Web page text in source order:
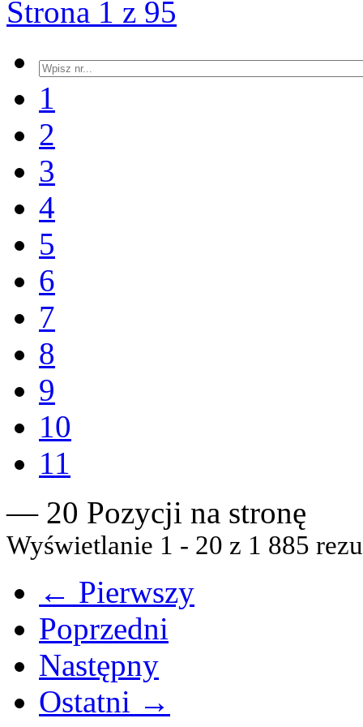
Strona 1 z 95
1
2
3
4
5
6
7
8
9
10
11
— 20 Pozycji na stronę
Wyświetlanie 1 - 20 z 1 885
← Pierwszy
Poprzedni
Następny
Ostatni →